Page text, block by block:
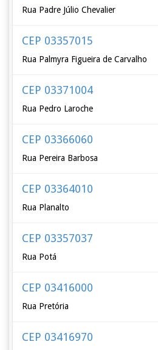
Rua Padre Júlio Chevalier
CEP 03357015
Rua Palmyra Figueira de Carvalho
CEP 03371004
Rua Pedro Laroche
CEP 03366060
Rua Pereira Barbosa
CEP 03364010
Rua Planalto
CEP 03357037
Rua Potá
CEP 03416000
Rua Pretória
CEP 03416970